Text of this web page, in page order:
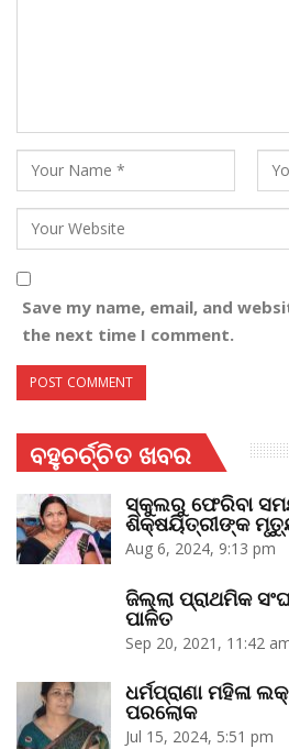
Save my name, email, and
the next time I comment.
ବହୁଚର୍ଚ୍ଚିତ ଖବର
ସ୍କୁଲରୁ ଫେରିବା
ଶିକ୍ଷୟିତ୍ରୀଙ୍କ
Aug 6, 2024, 9:13 pm
ଜିଲ୍ଲା ପ୍ରାଥମିକ
ପାଳିତ
Sep 20, 2021, 11:42
ଧର୍ମପ୍ରାଣା ମହିଳା
ପରଲୋକ
Jul 15, 2024, 5:51 pm